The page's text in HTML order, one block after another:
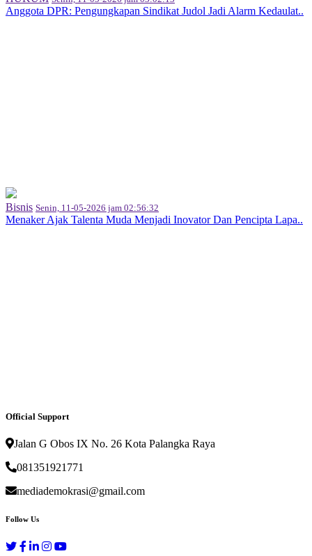
Anggota DPR: Pengungkapan Sindikat Judol Jadi Alarm Kedaulat..
Bisnis Senin, 11-05-2026 jam 02:56:32
Menaker Ajak Talenta Muda Menjadi Inovator Dan Pencipta Lapa..
Official Support
Jalan G Obos IX No. 26 Kota Palangka Raya
081351921771
mediademokrasi@gmail.com
Follow Us